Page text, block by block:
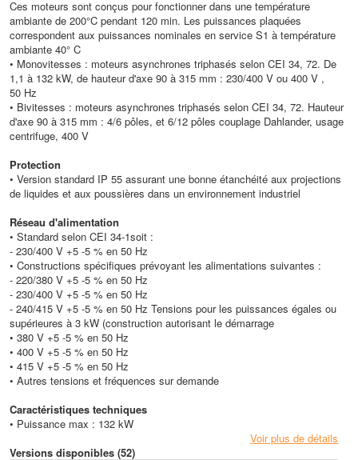
Ces moteurs sont conçus pour fonctionner dans une température
ambiante de 200°C pendant 120 min. Les puissances plaquées
correspondent aux puissances nominales en service S1 à température
ambiante 40° C
• Monovitesses : moteurs asynchrones triphasés selon CEI 34, 72. De
1,1 à 132 kW, de hauteur d'axe 90 à 315 mm : 230/400 V ou 400 V ,
50 Hz
• Bivitesses : moteurs asynchrones triphasés selon CEI 34, 72. Hauteur
d'axe 90 à 315 mm : 4/6 pôles, et 6/12 pôles couplage Dahlander, usage
centrifuge, 400 V
Protection
• Version standard IP 55 assurant une bonne étanchéité aux projections
de liquides et aux poussières dans un environnement industriel
Réseau d'alimentation
• Standard selon CEI 34-1soit :
- 230/400 V +5 -5 % en 50 Hz
• Constructions spécifiques prévoyant les alimentations suivantes :
- 220/380 V +5 -5 % en 50 Hz
- 230/400 V +5 -5 % en 50 Hz
- 240/415 V +5 -5 % en 50 Hz Tensions pour les puissances égales ou
supérieures à 3 kW (construction autorisant le démarrage
• 380 V +5 -5 % en 50 Hz
• 400 V +5 -5 % en 50 Hz
• 415 V +5 -5 % en 50 Hz
• Autres tensions et fréquences sur demande
Caractéristiques techniques
• Puissance max : 132 kW
Voir plus de détails
Versions disponibles (52)